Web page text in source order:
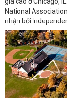
National
nhận bởi